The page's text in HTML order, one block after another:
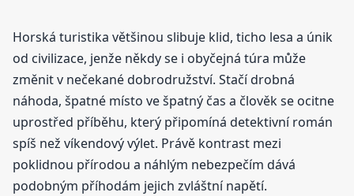
Horská turistika většinou slibuje klid, ticho lesa a únik
od civilizace, jenže někdy se i obyčejná túra může
změnit v nečekané dobrodružství. Stačí drobná
náhoda, špatné místo ve špatný čas a člověk se ocitne
uprostřed příběhu, který připomíná detektivní román
spíš než víkendový výlet. Právě kontrast mezi
poklidnou přírodou a náhlým nebezpečím dává
podobným příhodám jejich zvláštní napětí.